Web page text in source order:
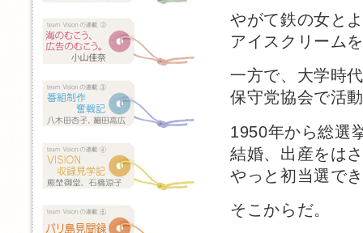
やがて鉄の女と
アイスクリーム
一方で、大学時
保守党協会で活
1950年から総選
結婚、出産をは
やっと初当選で
そこからだ。